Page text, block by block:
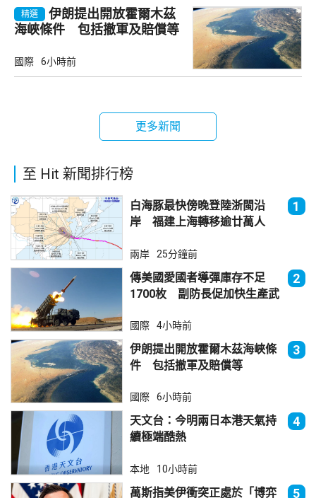
精選
伊朗提出開放霍爾木茲
海峽條件 包括撤軍及賠償等
國際 6小時前
更多新聞
至 Hit 新聞排行榜
白海豚最快傍晚登陸浙閩沿
岸 福建上海轉移逾廿萬人
1
兩岸 25分鐘前
傳美國愛國者導彈庫存不足
1700枚 副防長促加快生產武
2
國際 4小時前
伊朗提出開放霍爾木茲海峽條
件 包括撤軍及賠償等
3
國際 6小時前
天文台：今明兩日本港天氣持
續極端酷熱
4
本地 10小時前
萬斯指美伊衝突正處於「博弈
5